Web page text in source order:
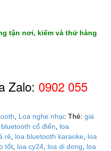
tận nơi, kiểm và thử hàng
Zalo: 0902 055
Loa nghe nhạc Thẻ: giá
cổ điển
loa
rẻ loa bluetooth karaoke
loa
tốt loa cy24 loa di dong
loa